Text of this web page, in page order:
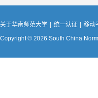
关于华南师范大学 | 统一认证 | 移动
Copyright © 2026 South China